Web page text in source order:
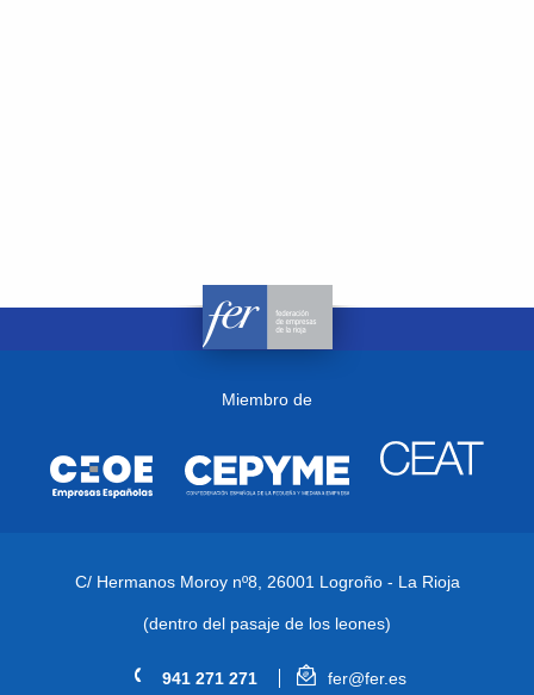
Miembro de
C/ Hermanos Moroy nº8, 26001 Logroño - La Rioja
(dentro del pasaje de los leones)
941 271 271 fer@fer.es